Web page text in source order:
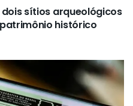
sítios arqueológicos
histórico